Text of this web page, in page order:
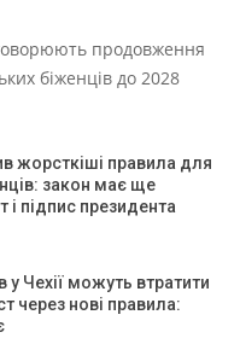
продовження
біженців до 2028
жорсткіші правила для
закон має ще
і підпис президента
у Чехії можуть втратити
через нові правила: